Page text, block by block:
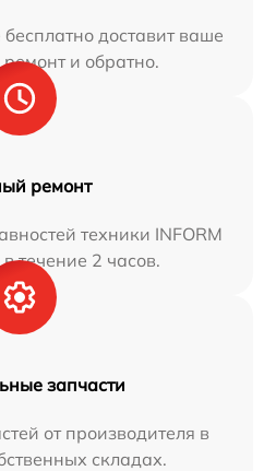
доставит ваше
ремонт и обратно.
ремонт
техники INFORM
течение 2 часов.
запчасти
от производителя в
складах.